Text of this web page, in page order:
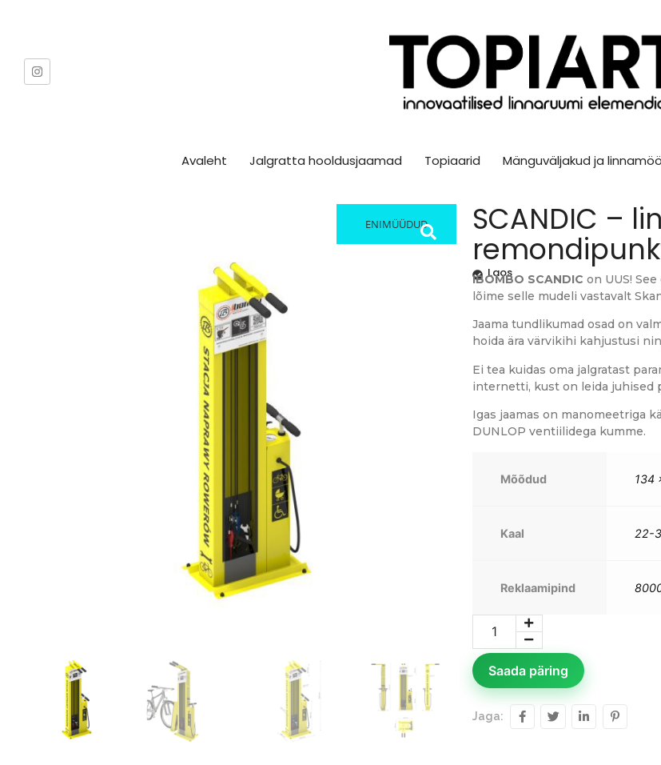
Avaleht Jalgratta hooldusjaamad Topiaarid Mänguväljakud ja
ENIMÜÜDUD SCANDIC –
Laos
IBOMBO SCANDIC on UUS!
lõime selle mudeli vastavalt
Jaama tundlikumad osad on
hoida ära värvikihi kahjustusi
Ei tea kuidas oma jalgratast
internetti, kust on leida juhised
Igas jaamas on manomeetriga
DUNLOP ventiilidega kumme.
Mõõdud 134
Kaal 22-
Reklaamipind
Saada päring
Jaga: